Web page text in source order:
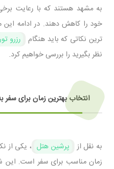
به مشهد هستند که با رعایت
خود را کاهش دهند. در ادامه این
‌ترین نکاتی که باید هنگام
رزرو
نظر بگیرید را بررسی خواهیم کرد.
انتخاب بهترین زمان برای سفر
به نقل از پرشین هتل ، یکی از
زمان مناسب برای سفر است. این